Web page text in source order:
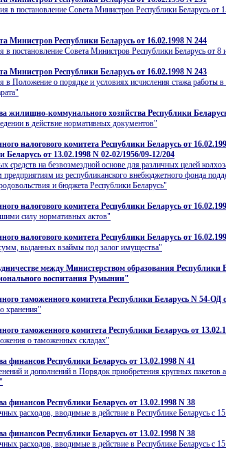
в постановление Совета Министров Республики Беларусь от
Министров Республики Беларусь от 16.02.1998 N 244
в постановление Совета Министров Республики Беларусь от
Министров Республики Беларусь от 16.02.1998 N 243
в Положение о порядке и условиях исчисления стажа работы в
жилищно-коммунального хозяйства Республики
в действие нормативных документов"
налогового комитета Республики Беларусь от
Беларусь от 13.02.1998 N 02-02/1956/09-12/204
средств на безвозмездной основе для различных целей
предприятиям из республиканского внебюджетного фонда
и бюджета Республики Беларусь"
налогового комитета Республики Беларусь от
силу нормативных актов"
налогового комитета Республики Беларусь от
выданных взаймы под залог имущества"
между Министерством образования Республики
воспитания Румынии"
таможенного комитета Республики Беларусь N 54-ОД
хранения"
таможенного комитета Республики Беларусь от
о таможенных складах"
финансов Республики Беларусь от 13.02.1998 N 41
и дополнений в Порядок приобретения крупных пакетов
финансов Республики Беларусь от 13.02.1998 N 38
расходов, вводимые в действие в Республике Беларусь с
финансов Республики Беларусь от 13.02.1998 N 38
расходов, вводимые в действие в Республике Беларусь с